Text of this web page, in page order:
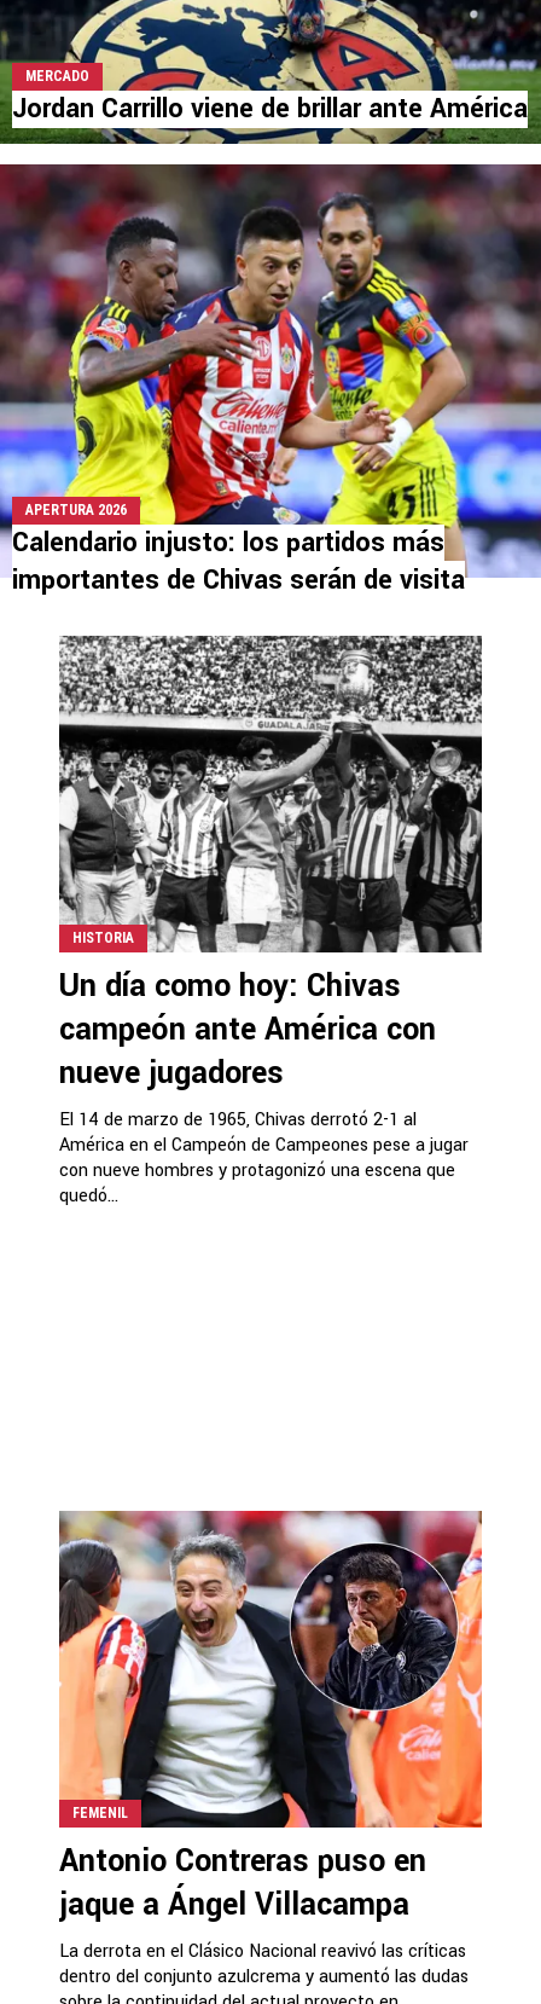
MERCADO
Jordan Carrillo viene de brillar ante América
APERTURA 2026
Calendario injusto: los partidos más
importantes de Chivas serán de visita
HISTORIA
Un día como hoy: Chivas
campeón ante América con
nueve jugadores
El 14 de marzo de 1965, Chivas derrotó 2-1 al
América en el Campeón de Campeones pese a jugar
con nueve hombres y protagonizó una escena que
quedó...
FEMENIL
Antonio Contreras puso en
jaque a Ángel Villacampa
La derrota en el Clásico Nacional reavivó las críticas
dentro del conjunto azulcrema y aumentó las dudas